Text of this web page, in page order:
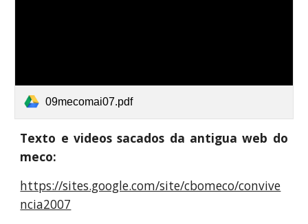
09mecomai07.pdf
Texto e videos sacados da antigua web do
meco:
https://sites.google.com/site/cbomeco/convive
ncia2007